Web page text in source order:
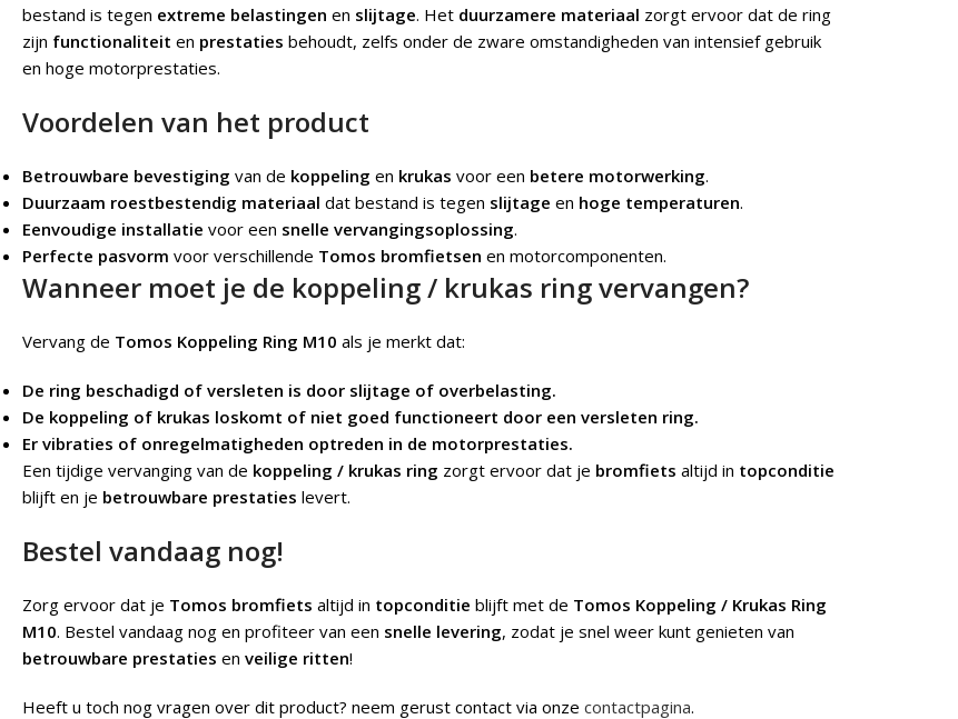
bestand is tegen extreme belastingen en slijtage. Het duurzamere materiaal zorgt ervoor dat de ring
zijn functionaliteit en prestaties behoudt, zelfs onder de zware omstandigheden van intensief gebruik
en hoge motorprestaties.
Voordelen van het product
Betrouwbare bevestiging van de koppeling en krukas voor een betere motorwerking.
Duurzaam roestbestendig materiaal dat bestand is tegen slijtage en hoge temperaturen.
Eenvoudige installatie voor een snelle vervangingsoplossing.
Perfecte pasvorm voor verschillende Tomos bromfietsen en motorcomponenten.
Wanneer moet je de koppeling / krukas ring vervangen?
Vervang de Tomos Koppeling Ring M10 als je merkt dat:
De ring beschadigd of versleten is door slijtage of overbelasting.
De koppeling of krukas loskomt of niet goed functioneert door een versleten ring.
Er vibraties of onregelmatigheden optreden in de motorprestaties.
Een tijdige vervanging van de koppeling / krukas ring zorgt ervoor dat je bromfiets altijd in topconditie
blijft en je betrouwbare prestaties levert.
Bestel vandaag nog!
Zorg ervoor dat je Tomos bromfiets altijd in topconditie blijft met de Tomos Koppeling / Krukas Ring
M10. Bestel vandaag nog en profiteer van een snelle levering, zodat je snel weer kunt genieten van
betrouwbare prestaties en veilige ritten!
Heeft u toch nog vragen over dit product? neem gerust contact via onze contactpagina.